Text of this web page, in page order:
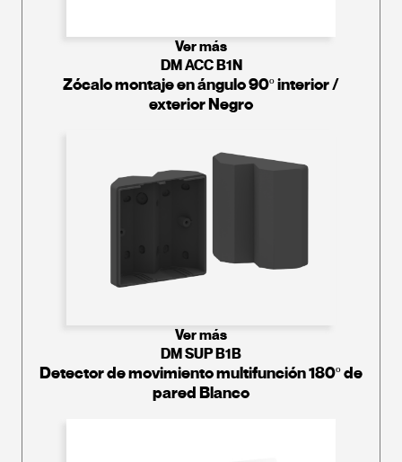
Ver más
DM ACC B1N
Zócalo montaje en ángulo 90º interior /
exterior Negro
Ver más
DM SUP B1B
Detector de movimiento multifunción 180º de
pared Blanco